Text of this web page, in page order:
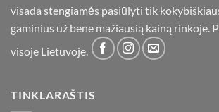
visada stengiamės pasiūlyti tik
gaminius už bene mažiausią kainą rinkoje.
visoje Lietuvoje.
TINKLARAŠTIS